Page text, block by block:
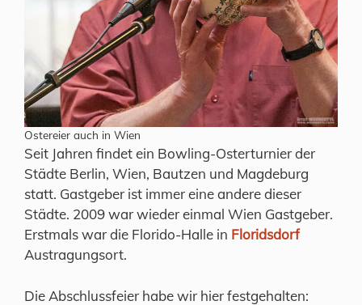
Ostereier auch in Wien
Seit Jahren findet ein Bowling-Osterturnier der
Städte Berlin, Wien, Bautzen und Magdeburg
statt. Gastgeber ist immer eine andere dieser
Städte. 2009 war wieder einmal Wien Gastgeber.
Erstmals war die Florido-Halle in Floridsdorf
Austragungsort.
Die Abschlussfeier habe wir hier festgehalten: